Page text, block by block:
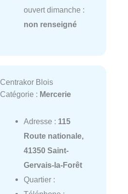
ouvert dimanche :
non renseigné
Centrakor Blois
Catégorie : Mercerie
Adresse : 115
Route nationale,
41350 Saint-
Gervais-la-Forêt
Quartier :